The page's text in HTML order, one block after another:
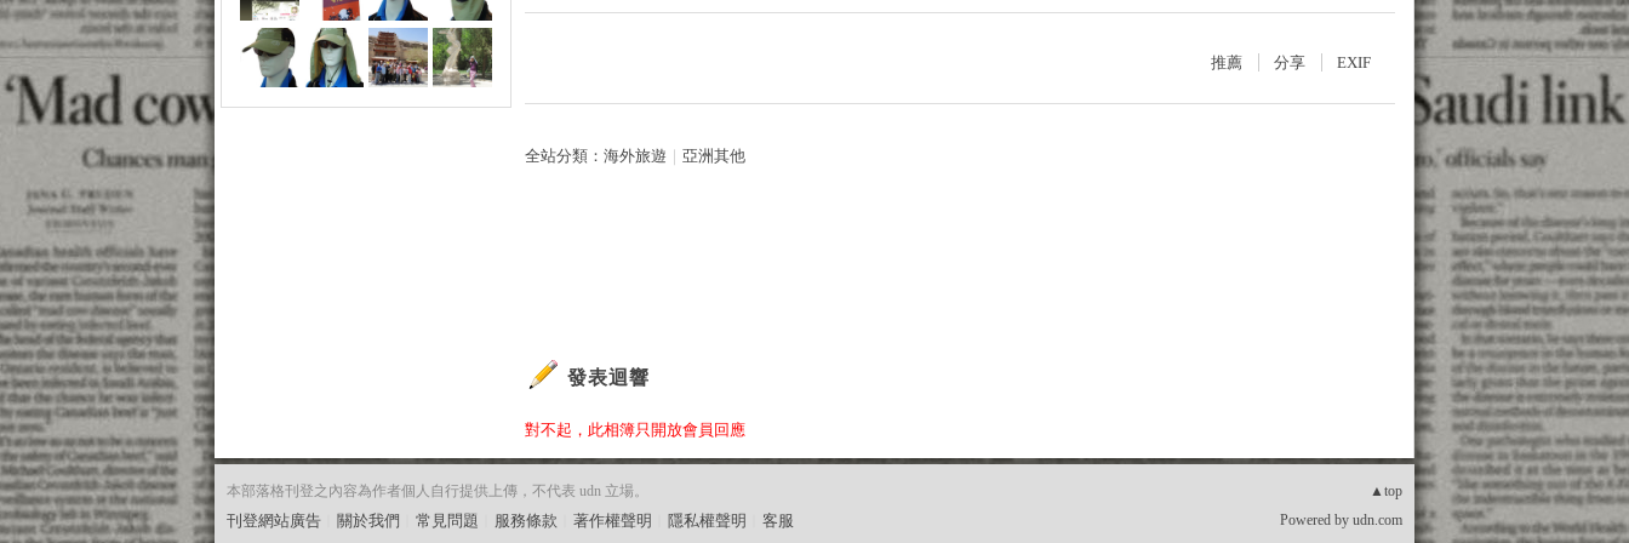
推薦 分享 EXIF
全站分類： 海外旅遊 亞洲其他
發表迴響
對不起，此相簿只開放會員回應
▲top
本部落格刊登之內容為作者個人自行提供上傳，不代表 udn 立場。
刊登網站廣告 關於我們 常見問題 服務條款 著作權聲明 隱私權聲明 客服 Powered by udn.com